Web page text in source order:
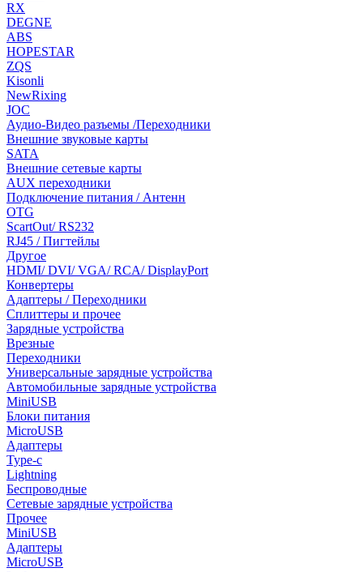
RX
DEGNE
ABS
HOPESTAR
ZQS
Kisonli
NewRixing
JOC
Аудио-Видео разъемы /Переходники
Внешние звуковые карты
SATA
Внешние сетевые карты
AUX переходники
Подключение питания / Антенн
OTG
ScartOut/ RS232
RJ45 / Пигтейлы
Другое
HDMI/ DVI/ VGA/ RCA/ DisplayPort
Конвертеры
Адаптеры / Переходники
Сплиттеры и прочее
Зарядные устройства
Врезные
Переходники
Универсальные зарядные устройства
Автомобильные зарядные устройства
MiniUSB
Блоки питания
MicroUSB
Адаптеры
Type-c
Lightning
Беспроводные
Сетевые зарядные устройства
Прочее
MiniUSB
Адаптеры
MicroUSB